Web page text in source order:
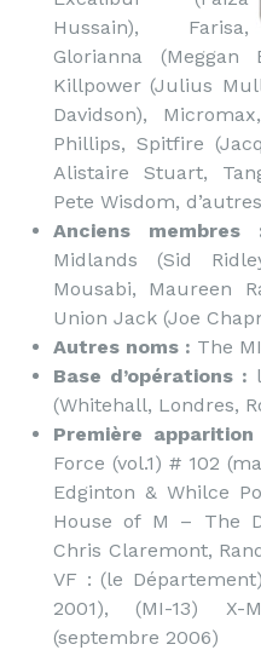
Hussain), Farisa,
Glorianna (Meggan
Killpower (Julius
Davidson),
Phillips, Spitfire
Alistaire Stuart,
Pete Wisdom,
Anciens membres
Midlands (Sid
Mousabi, Maureen
Union Jack (Joe
Autres noms : The
Base d’opérations :
(Whitehall, Londres,
Première apparition
Force (vol.1) # 102
Edginton & Whilce
House of M – The
Chris Claremont,
VF : (le
2001), (MI-13) X-
(septembre 2006)